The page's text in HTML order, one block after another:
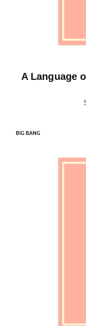
A Language
BIG BANG